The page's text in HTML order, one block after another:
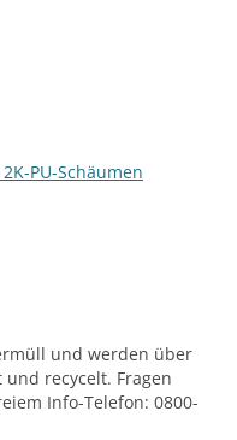
PU-Schäumen
und werden über
und recycelt. Fragen
Info-Telefon: 0800-